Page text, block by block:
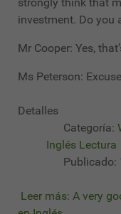
investment. Do you
Mr Cooper: Yes,
Ms Peterson:
Detalles
Categoría:
Inglés Lectura
Publicado:
Leer más: A very